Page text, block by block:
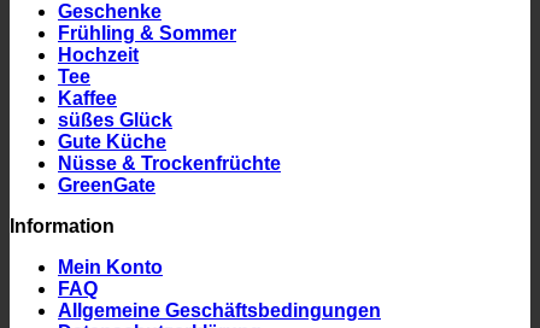
Geschenke
Frühling & Sommer
Hochzeit
Tee
Kaffee
süßes Glück
Gute Küche
Nüsse & Trockenfrüchte
GreenGate
Information
Mein Konto
FAQ
Allgemeine Geschäftsbedingungen